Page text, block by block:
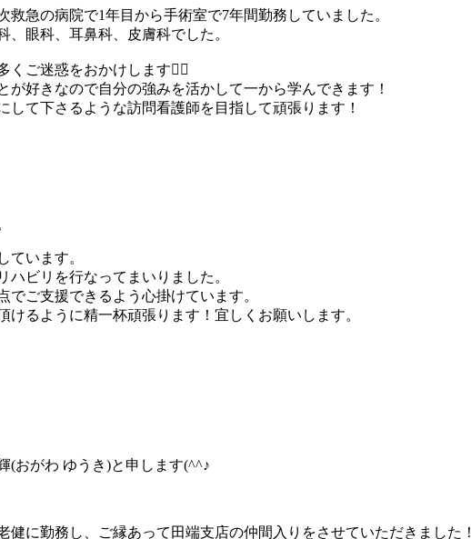
急の病院で1年目から手術室で7年間勤務していました。
眼科、耳鼻科、皮膚科でした。
くご迷惑をおかけします🙇‍♂️
が好きなので自分の強みを活かして一から学んできます！
して下さるような訪問看護師を目指して頑張ります！
ています。
ビリを行なってまいりました。
ご支援できるよう心掛けています。
るように精一杯頑張ります！宜しくお願いします。
(おがわ ゆうき)と申します(^^♪
健に勤務し、ご縁あって田端支店の仲間入りをさせていただきました！